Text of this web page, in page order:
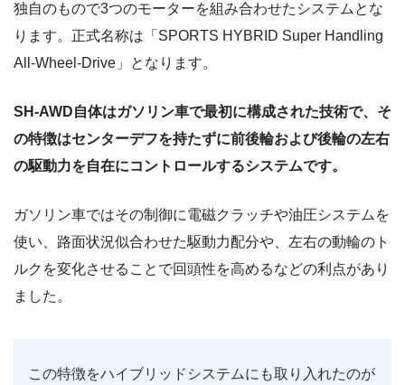
独自のもので3つのモーターを組み合わせたシステムとな
ります。正式名称は「SPORTS HYBRID Super Handling
All-Wheel-Drive」となります。
SH-AWD自体はガソリン車で最初に構成された技術で、そ
の特徴はセンターデフを持たずに前後輪および後輪の左右
の駆動力を自在にコントロールするシステムです。
ガソリン車ではその制御に電磁クラッチや油圧システムを
使い、路面状況似合わせた駆動力配分や、左右の動輪のト
ルクを変化させることで回頭性を高めるなどの利点があり
ました。
この特徴をハイブリッドシステムにも取り入れたのが